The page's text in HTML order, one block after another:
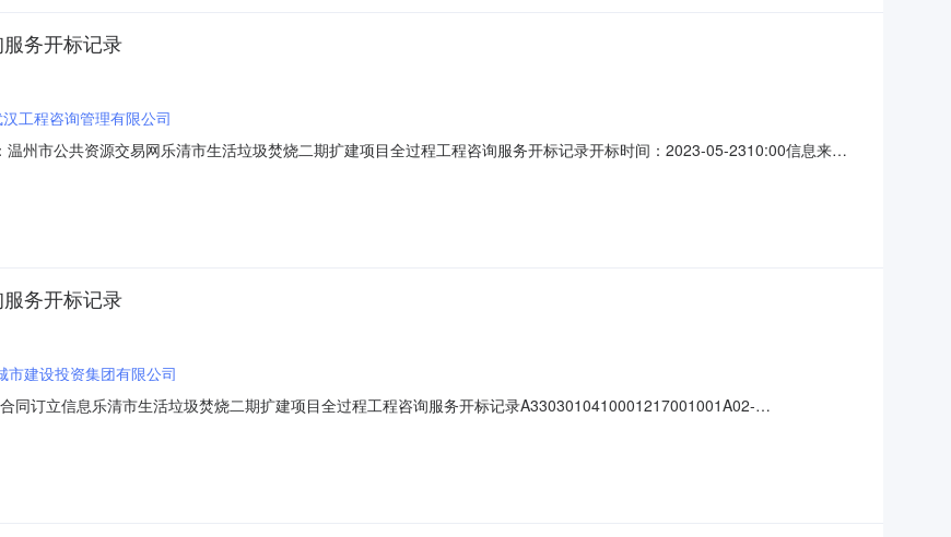
务开标记录
工程咨询管理有限公司
州市公共资源交易网乐清市生活垃圾焚烧二期扩建项目全过程工程咨询服务开标记录开标时间：2023-05-2310:00信息来
,投标文件递交时间:未上传,投标人名称:温州荣创建设有限公司;项目负责人:;报价:0.00元
务开标记录
市建设投资集团有限公司
同订立信息乐清市生活垃圾焚烧二期扩建项目全过程工程咨询服务开标记录A3303010410001217001001A02-
标人:名称:乐清市城市建设投资集团有限公司地址:乐清市总部经济